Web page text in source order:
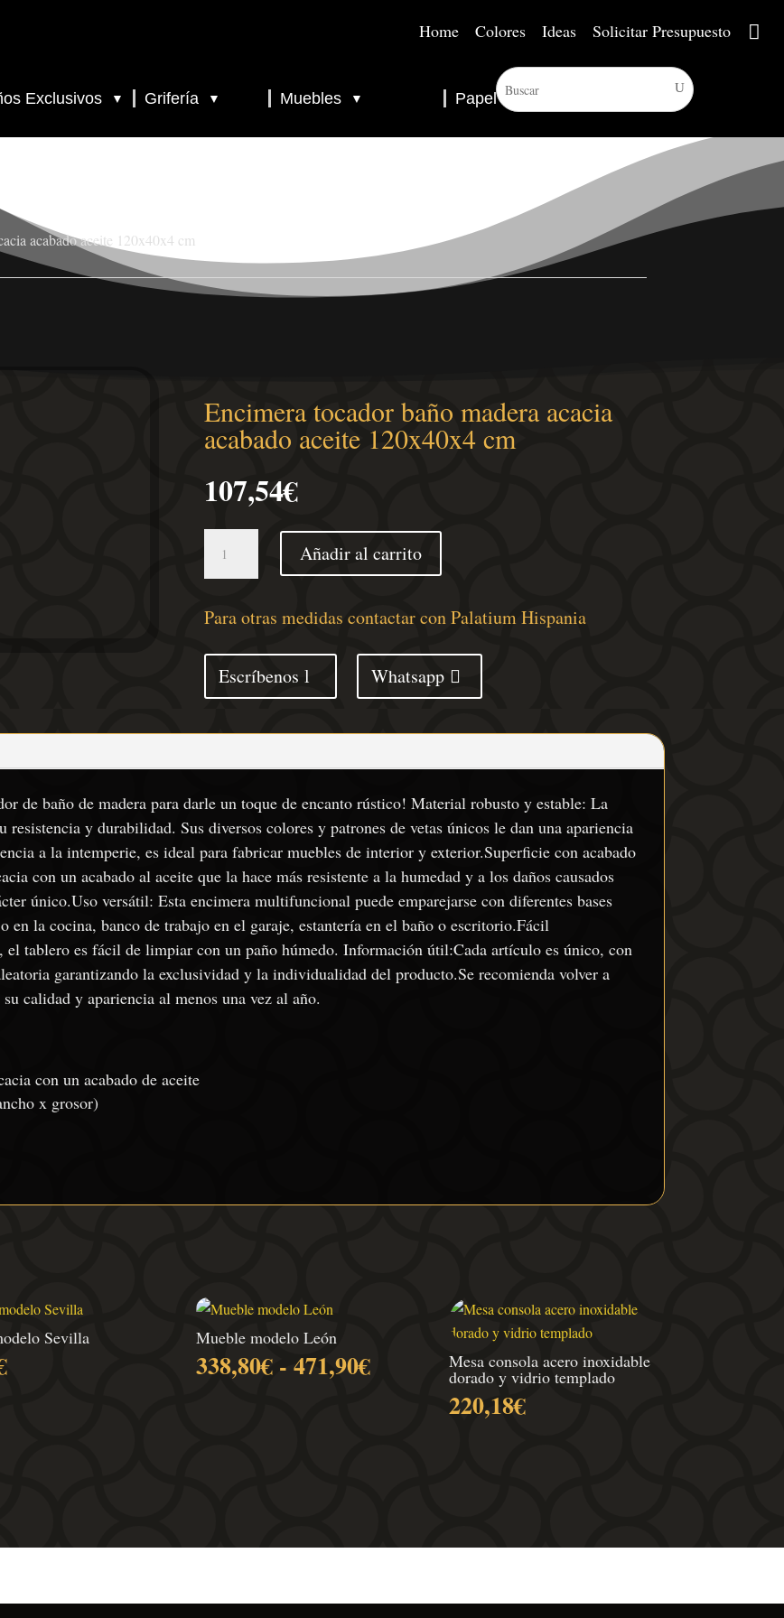
Home Colores Ideas Solicitar Presupuesto
Exclusivos ▼ Grifería ▼ Muebles ▼ Papel Pintado
acabado aceite 120x40x4 cm
Encimera tocador baño madera acacia
acabado aceite 120x40x4 cm
107,54€
tocador
madera
acabado
aceite
cm
Añadir al carrito
Para otras medidas contactar con Palatium Hispania
Escríbenos Whatsapp
de baño de madera para darle un toque de encanto rústico! Material robusto y estable: La
resistencia y durabilidad. Sus diversos colores y patrones de vetas únicos le dan una apariencia
a la intemperie, es ideal para fabricar muebles de interior y exterior.Superficie con acabado
con un acabado al aceite que la hace más resistente a la humedad y a los daños causados
único.Uso versátil: Esta encimera multifuncional puede emparejarse con diferentes bases
en la cocina, banco de trabajo en el garaje, estantería en el baño o escritorio.Fácil
el tablero es fácil de limpiar con un paño húmedo. Información útil:Cada artículo es único, con
garantizando la exclusividad y la individualidad del producto.Se recomienda volver a
calidad y apariencia al menos una vez al año.
con un acabado de aceite
x grosor)
Sevilla Mueble modelo León
338,80€ - 471,90€Rango
precios:
Mesa consola acero inoxidable
dorado y vidrio templado
220,18€